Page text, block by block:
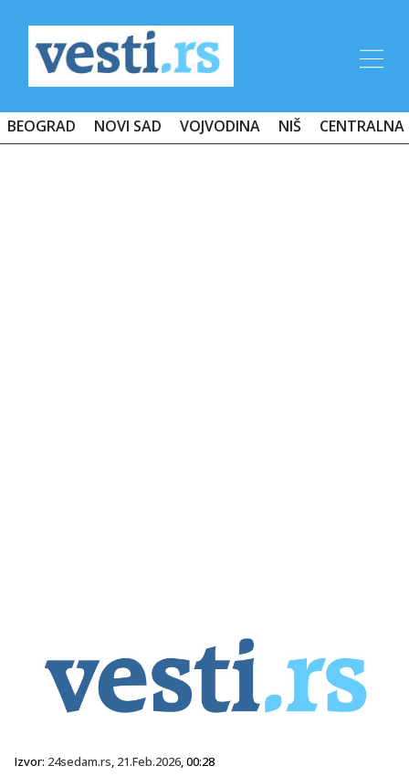
BEOGRAD NOVI SAD VOJVODINA NIŠ CENTRALNA
Izvor: 24sedam.rs, 21.Feb.2026, 00:28